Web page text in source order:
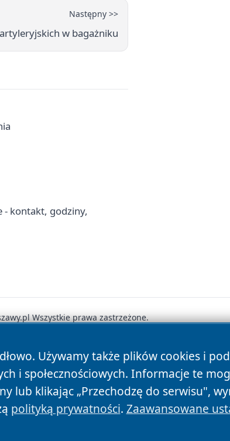
Następny >>
w bagażniku
- kontakt, godziny,
Używamy także plików cookies i
i społecznościowych. Informacje te
lub klikając „Przechodzę do serwisu",
polityką prywatności. Zaawansowane
Wszystkie prawa zastrzeżone.
Prywatności Polityka Cookies